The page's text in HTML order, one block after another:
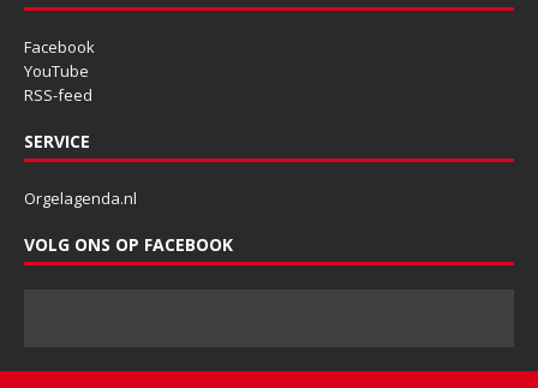
Facebook
YouTube
RSS-feed
SERVICE
Orgelagenda.nl
VOLG ONS OP FACEBOOK